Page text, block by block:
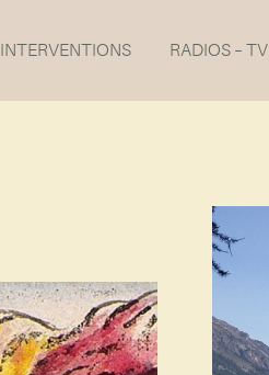
INTERVENTIONS RADIOS – TV